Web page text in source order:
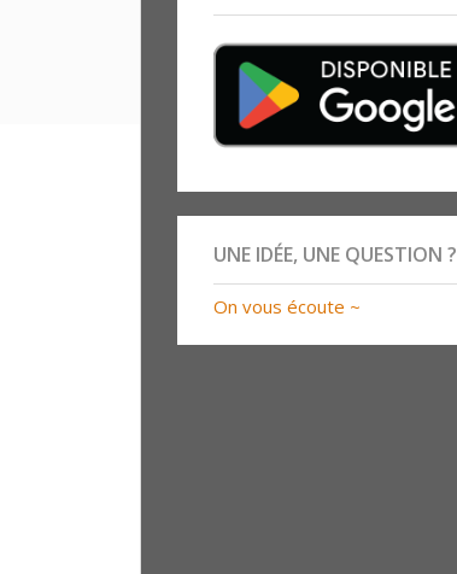
UNE IDÉE, UNE QUESTION ?
On vous écoute ~